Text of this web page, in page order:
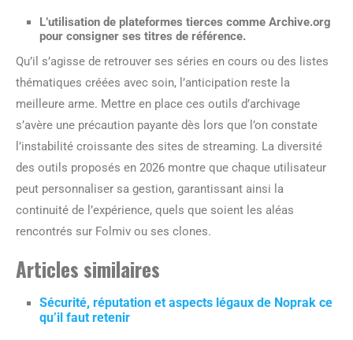
L’utilisation de plateformes tierces comme Archive.org
pour consigner ses titres de référence.
Qu’il s’agisse de retrouver ses séries en cours ou des listes
thématiques créées avec soin, l’anticipation reste la
meilleure arme. Mettre en place ces outils d’archivage
s’avère une précaution payante dès lors que l’on constate
l’instabilité croissante des sites de streaming. La diversité
des outils proposés en 2026 montre que chaque utilisateur
peut personnaliser sa gestion, garantissant ainsi la
continuité de l’expérience, quels que soient les aléas
rencontrés sur Folmiv ou ses clones.
Articles similaires
Sécurité, réputation et aspects légaux de Noprak ce
qu’il faut retenir